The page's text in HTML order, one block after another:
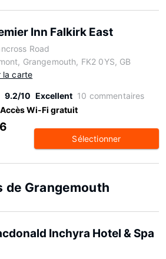
Inn Falkirk East
Road
Grangemouth, FK2 0YS, GB
la carte
9.2/10 Excellent 10 commentaires
Accès Wi-Fi gratuit
Sélectionner
de Grangemouth
Inchyra Hotel & Spa